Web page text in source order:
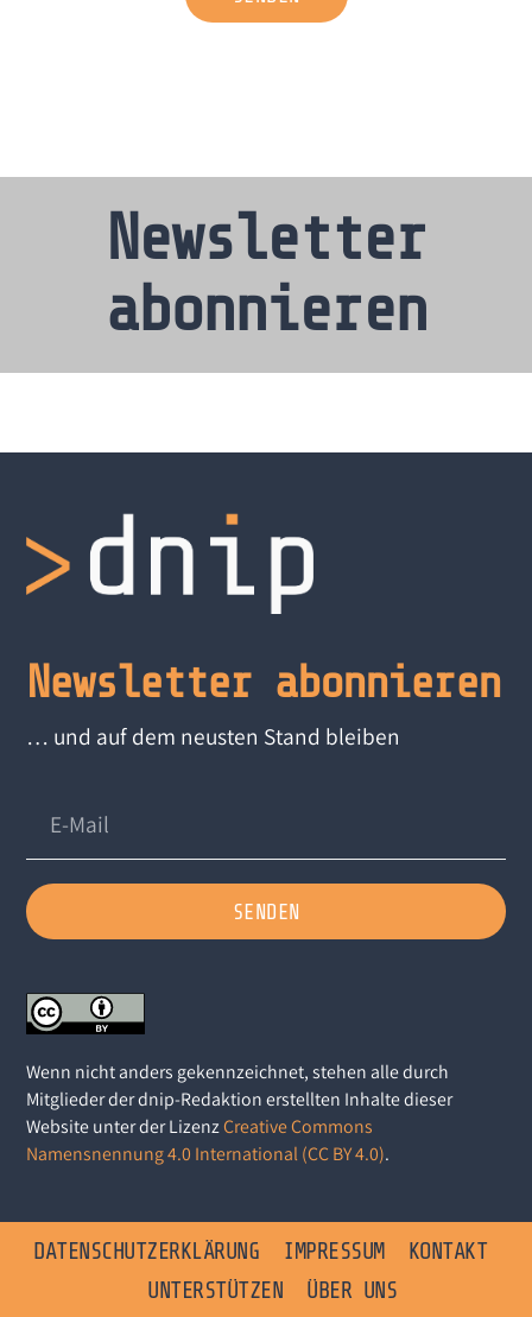
Newsletter
abonnieren
Newsletter abonnieren
… und auf dem neusten Stand bleiben
SENDEN
Wenn nicht anders gekennzeichnet, stehen alle durch
Mitglieder der dnip-Redaktion erstellten Inhalte dieser
Website unter der LizenzCreative Commons
Namensnennung 4.0 International (CC BY 4.0).
DATENSCHUTZERKLÄRUNG IMPRESSUM
KONTAKT
UNTERSTÜTZEN
ÜBER UNS